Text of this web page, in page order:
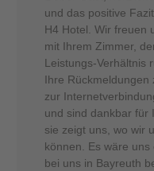
und das positive
H4 Hotel. Wir freuen
mit Ihrem Zimmer,
Leistungs-Verhältnis
Ihre Rückmeldungen
zur
und sind dankbar für
sie zeigt uns, wo wir
können. Es wäre
bei uns in Bayreuth